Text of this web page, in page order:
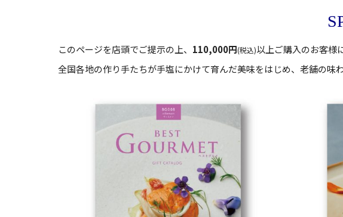
このページを店頭でご提示の上、 110,000円(税込)以上ご購入のお客様
全国各地の作り手たちが手塩にかけて育んだ美味をはじめ、老舗の味